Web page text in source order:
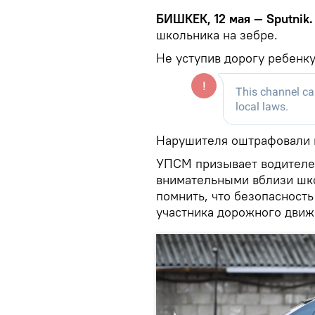
БИШКЕК, 12 мая — Sputnik.
школьника на зебре.
Не уступив дорогу
Нарушителя оштрафовали
УПСМ призывает
внимательными вблизи
помнить, что
участника дорожного